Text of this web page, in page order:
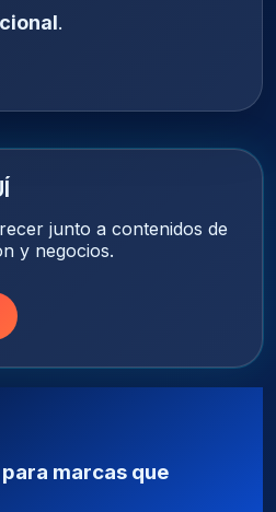
.
junto a contenidos de
y negocios.
marcas que